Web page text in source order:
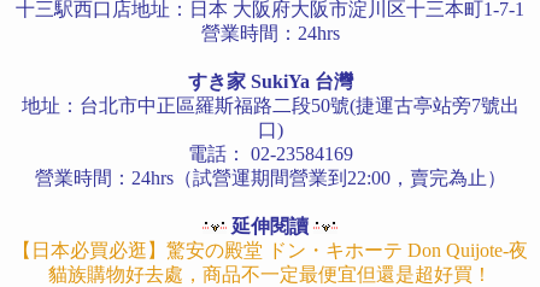
十三駅西口店地址：日本 大阪府大阪市淀川区十三本町1-7-1
營業時間：24hrs
すき家 SukiYa 台灣
地址：台北市中正區羅斯福路二段50號(捷運古亭站旁7號出
口)
電話： 02-23584169
營業時間：24hrs（試營運期間營業到22:00，賣完為止）
延伸閱讀
【日本必買必逛】驚安の殿堂 ドン・キホーテ Don Quijote-夜
貓族購物好去處，商品不一定最便宜但還是超好買！